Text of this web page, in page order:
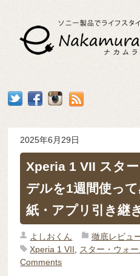
2025年6月29日
Xperia 1 VII スタ
デルを1週間使っ
紙・アプリ引き継
よしおくん 徹底レビュ
Xperia 1 VII
スター・ウォ
Comments